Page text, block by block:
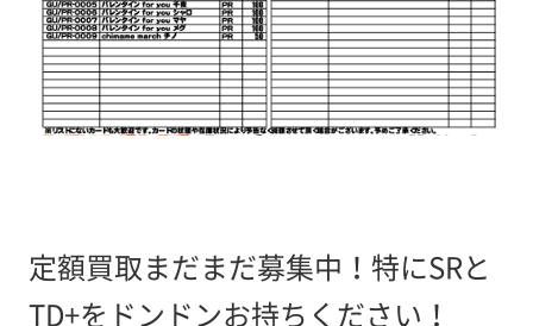
定額買取まだまだ募集中！特にSRと
TD+をドンドンお持ちください！